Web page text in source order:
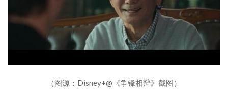
（图源：Disney+@《争锋相辩》截图）